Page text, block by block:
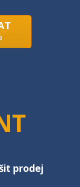
prodej